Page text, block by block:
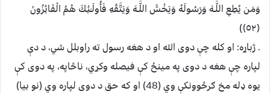
وَمَن يُطِعِ اللَّـهَ وَرَسُولَهُ وَيَخْشَ اللَّـهَ وَيَتَّقْهِ فَأُولَـٰئِكَ هُمُ الْفَائِزُونَ
﴿٥٢﴾)
. ژباړه: او كله چې دوى الله او د هغه رسول ته راوبلل شي، د دې
لپاره چې هغه د دوى په مینځ كې فیصله وكړي، ناڅاپه، په دوى كې
یوه ډله مخ ګرځوونكې وي (48) او كه حق د دوى لپاره وي (نو بیا)